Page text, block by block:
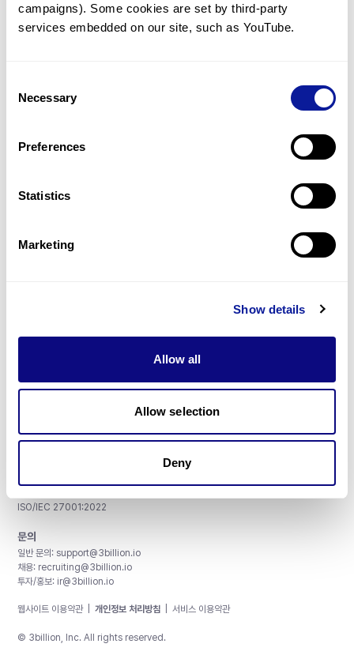
campaigns). Some cookies are set by third-party
services embedded on our site, such as YouTube.
Selection
Necessary
Preferences
Statistics
Marketing
Show details
Allow all
Allow selection
Deny
기술
Gene browser
매달 뉴스레터를 통해 최신 블로그 포스트와 소식을 받아보세요.
주식회사 쓰리빌리언
서울특별시 강남구 테헤란로 415, 8층
사업자등록번호: 290-81-00524
대표이사: 금창원
ISO/IEC 27001:2022
문의
일반 문의: support@3billion.io
채용: recruiting@3billion.io
투자/홍보: ir@3billion.io
웹사이트 이용약관 개인정보 처리방침 서비스 이용약관
© 3billion, Inc. All rights reserved.